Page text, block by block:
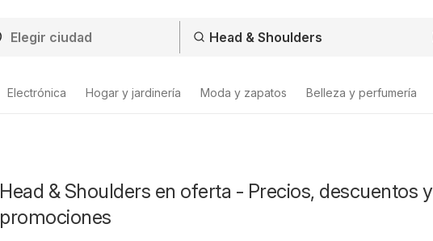
Electrónica Hogar y jardinería Moda y zapatos Belleza y perfumería
Head & Shoulders en oferta - Precios, descuentos y
promociones